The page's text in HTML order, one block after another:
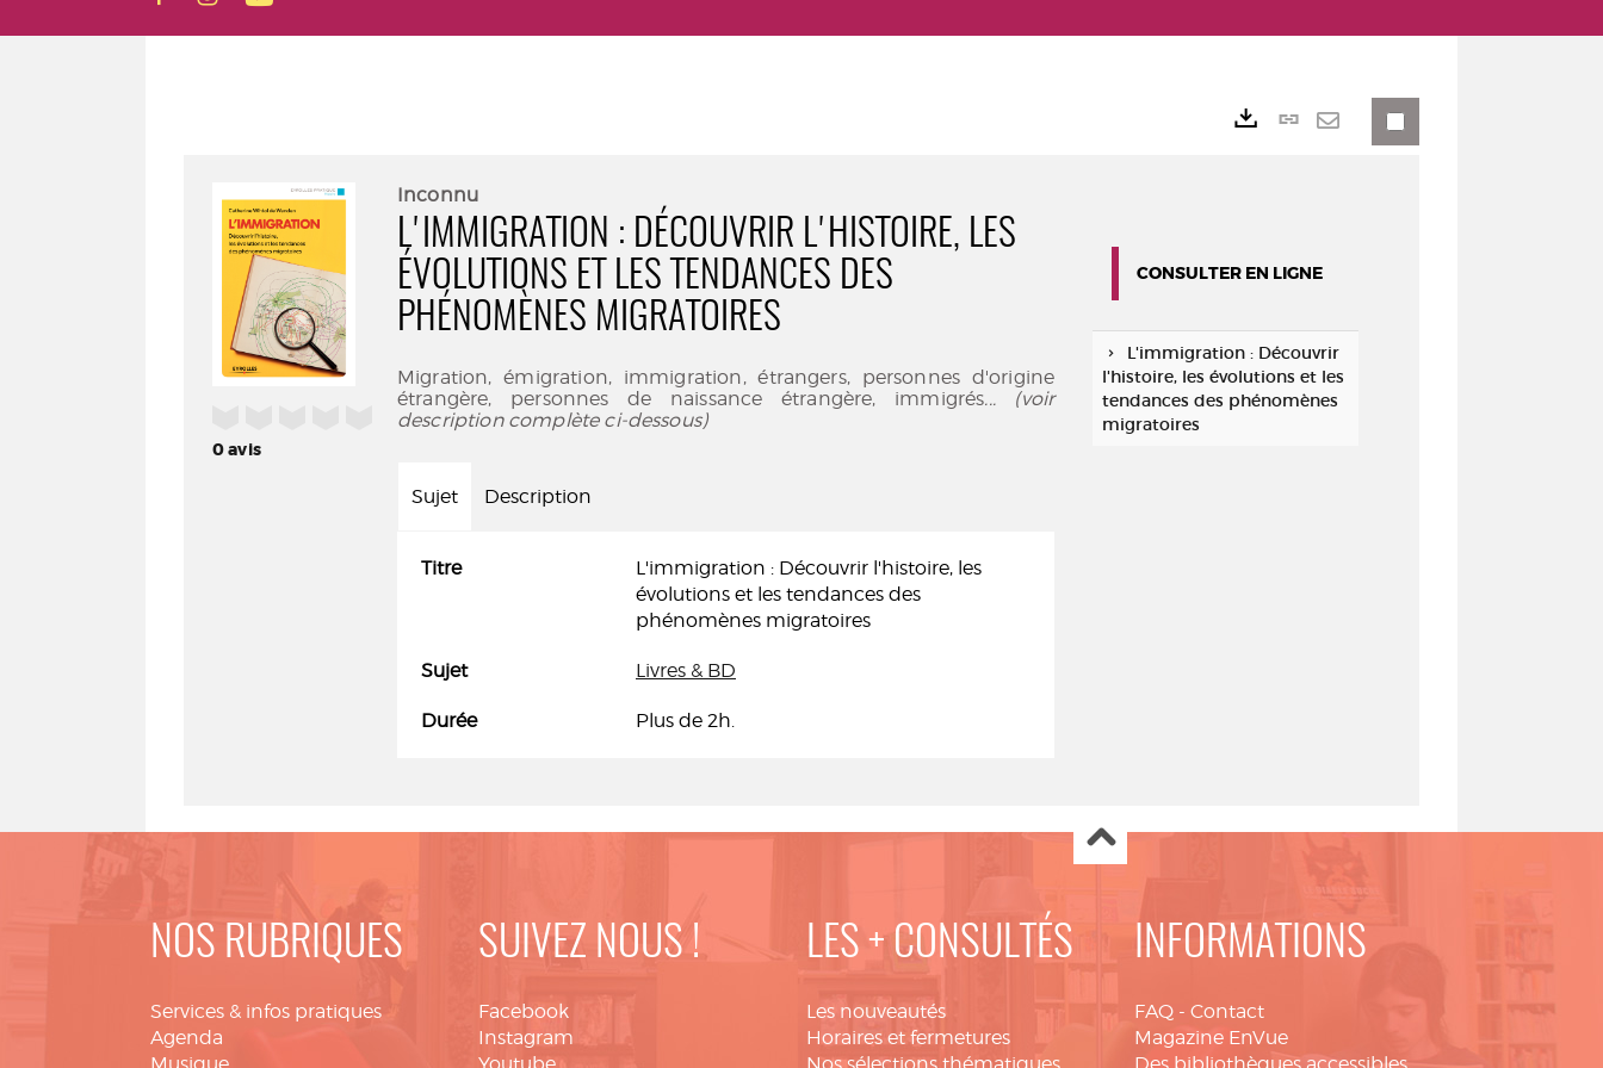
0avis
Inconnu
L'IMMIGRATION : DÉCOUVRIR L'HISTOIRE, LES
ÉVOLUTIONS ET LES TENDANCES DES
PHÉNOMÈNES MIGRATOIRES
Migration, émigration, immigration, étrangers, personnes d'origine
étrangère, personnes de naissance étrangère, immigrés... (voir
description complète ci-dessous)
Sujet Description
Titre
L'immigration : Découvrir l'histoire, les
évolutions et les tendances des
phénomènes migratoires
Sujet Livres & BD
Durée Plus de 2h.
Lien
CONSULTER EN LIGNE
L'immigration : Découvrir
l'histoire, les évolutions et les
tendances des phénomènes
migratoires
NOS RUBRIQUES
Services & infos pratiques
Agenda
SUIVEZ NOUS !
Facebook
Instagram
LES + CONSULTÉS
Les nouveautés
Horaires et fermetures
INFORMATIONS
FAQ - Contact
Magazine EnVue